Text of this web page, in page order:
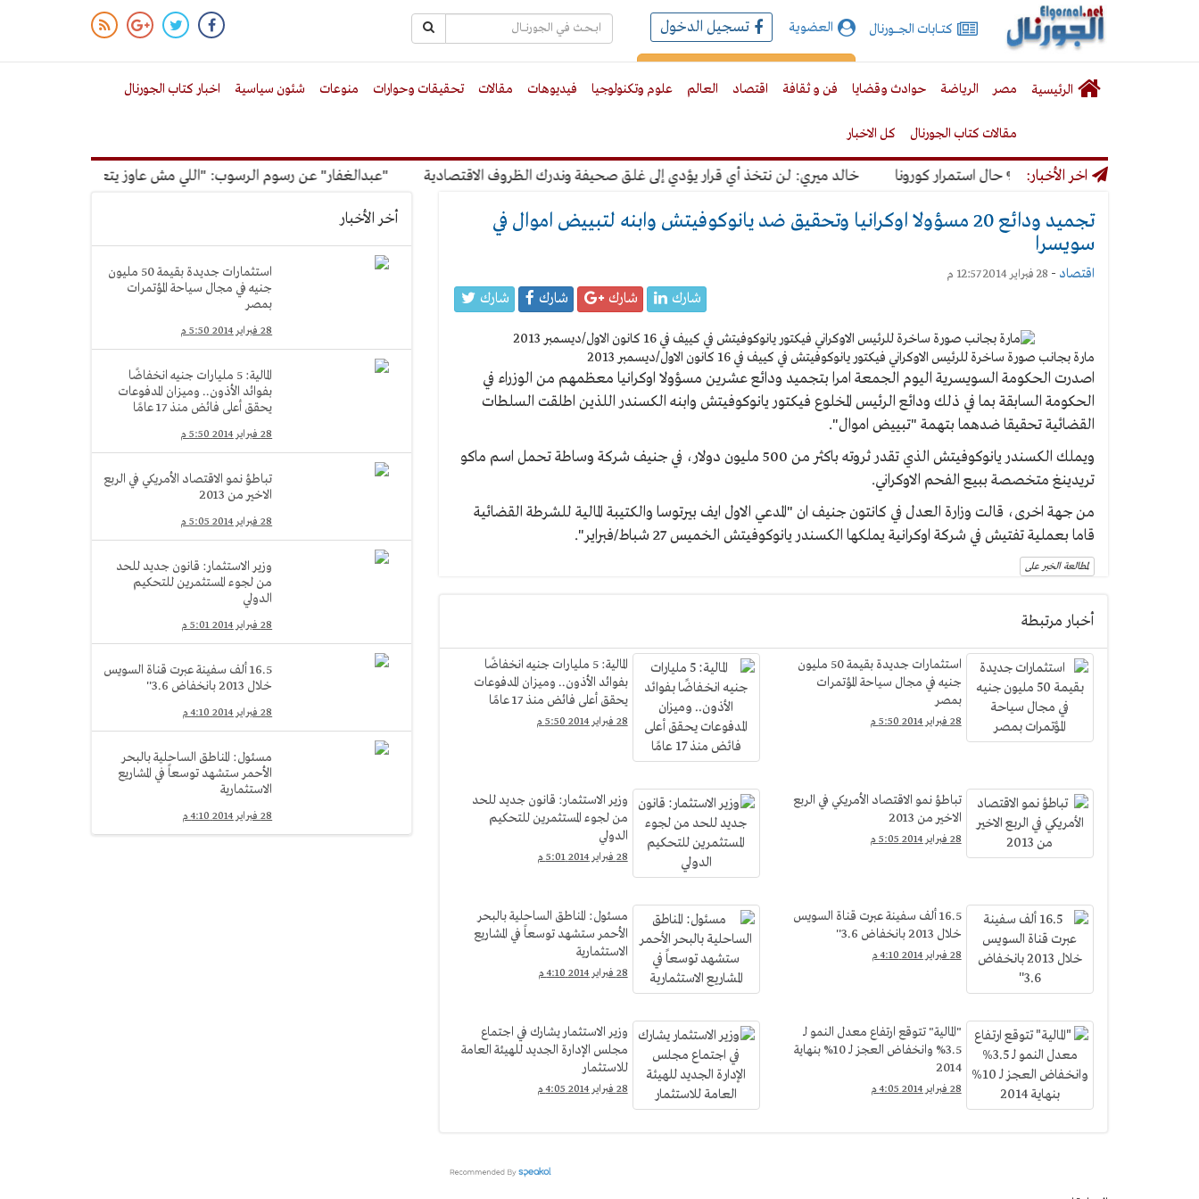
الجورنال
نت
كتـــابات الجـــــورنال العضوية تسجيل الدخول
الرئيسية مصر الرياضة حوادث وقضايا فن و ثقافة اقتصاد العالم علوم وتكنولوجيا فيديوهات مقالات تحقيقات وحوارات منوعات شئون سياسية اخبار كتاب الجورنال
مقالات كتاب الجورنال كل الاخبار
اخر الأخبار:بنسبة 50% حال استمرار كورونا خالد ميري: لن نتخذ أي قرار يؤدي إلى غلق صحيفة وندرك الظروف الاقتصادية "عبدالغفار" عن رسوم الرسوب: "اللي مش عاوز يتعلم ملوش مجانية"
تجميد ودائع 20 مسؤولا اوكرانيا وتحقيق ضد يانوكوفيتش وابنه لتبييض اموال في
سويسرا
اقتصاد - 28 فبراير 2014 12:57 م
شارك شارك شارك شارك
مارة بجانب صورة ساخرة للرئيس الاوكراني فيكتور يانوكوفيتش في كييف في 16 كانون الاول/ديسمبر 2013
اصدرت الحكومة السويسرية اليوم الجمعة امرا بتجميد ودائع عشرين مسؤولا اوكرانيا معظمهم من الوزراء في
الحكومة السابقة بما في ذلك ودائع الرئيس المخلوع فيكتور يانوكوفيتش وابنه الكسندر اللذين اطلقت السلطات
القضائية تحقيقا ضدهما بتهمة "تبييض اموال".
ويملك الكسندر يانوكوفيتش الذي تقدر ثروته باكثر من 500 مليون دولار، في جنيف شركة وساطة تحمل اسم ماكو
تريدينغ متخصصة ببيع الفحم الاوكراني.
من جهة اخرى، قالت وزارة العدل في كانتون جنيف ان "المدعي الاول ايف بيرتوسا والكتيبة المالية للشرطة القضائية
قاما بعملية تفتيش في شركة اوكرانية يملكها الكسندر يانوكوفيتش الخميس 27 شباط/فبراير".
لمطالعة الخبر على
أخبار مرتبطة
استثمارات جديدة بقيمة 50 مليون
جنيه في مجال سياحة المؤتمرات
بمصر
28 فبراير 2014 5:50 م
المالية: 5 مليارات جنيه انخفاضًا
بفوائد الأذون.. وميزان المدفوعات
يحقق أعلى فائض منذ 17 عامًا
28 فبراير 2014 5:50 م
تباطؤ نمو الاقتصاد الأمريكي في الربع
الاخير من 2013
28 فبراير 2014 5:05 م
وزير الاستثمار: قانون جديد للحد
من لجوء المستثمرين للتحكيم
الدولي
28 فبراير 2014 5:01 م
16.5 ألف سفينة عبرت قناة السويس
خلال 2013 بانخفاض 3.6''
28 فبراير 2014 4:10 م
مسئول: المناطق الساحلية بالبحر
الأحمر ستشهد توسعاً في المشاريع
الاستثمارية
28 فبراير 2014 4:10 م
"المالية" تتوقع ارتفاع معدل النمو لـ
3.5% وانخفاض العجز لـ 10% بنهاية
2014
28 فبراير 2014 4:05 م
وزير الاستثمار يشارك في اجتماع
مجلس الإدارة الجديد للهيئة العامة
للاستثمار
28 فبراير 2014 4:05 م
أخر الأخبار
استثمارات جديدة بقيمة 50 مليون
جنيه في مجال سياحة المؤتمرات
بمصر
28 فبراير 2014 5:50 م
المالية: 5 مليارات جنيه انخفاضًا
بفوائد الأذون.. وميزان المدفوعات
يحقق أعلى فائض منذ 17 عامًا
28 فبراير 2014 5:50 م
تباطؤ نمو الاقتصاد الأمريكي في الربع
الاخير من 2013
28 فبراير 2014 5:05 م
وزير الاستثمار: قانون جديد للحد
من لجوء المستثمرين للتحكيم
الدولي
28 فبراير 2014 5:01 م
16.5 ألف سفينة عبرت قناة السويس
خلال 2013 بانخفاض 3.6''
28 فبراير 2014 4:10 م
مسئول: المناطق الساحلية بالبحر
الأحمر ستشهد توسعاً في المشاريع
الاستثمارية
28 فبراير 2014 4:10 م